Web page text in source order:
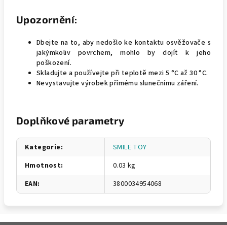
Upozornění:
Dbejte na to, aby nedošlo ke kontaktu osvěžovače s
jakýmkoliv povrchem, mohlo by dojít k jeho
poškození.
Skladujte a používejte při teplotě mezi 5 °C až 30 °C.
Nevystavujte výrobek přímému slunečnímu záření.
Doplňkové parametry
Kategorie:
SMILE TOY
Hmotnost:
0.03 kg
EAN: 3800034954068